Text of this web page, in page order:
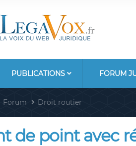
PUBLICATIONS FORUM
Forum Droit routier
de point avec